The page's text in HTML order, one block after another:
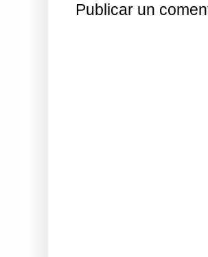
Publicar un